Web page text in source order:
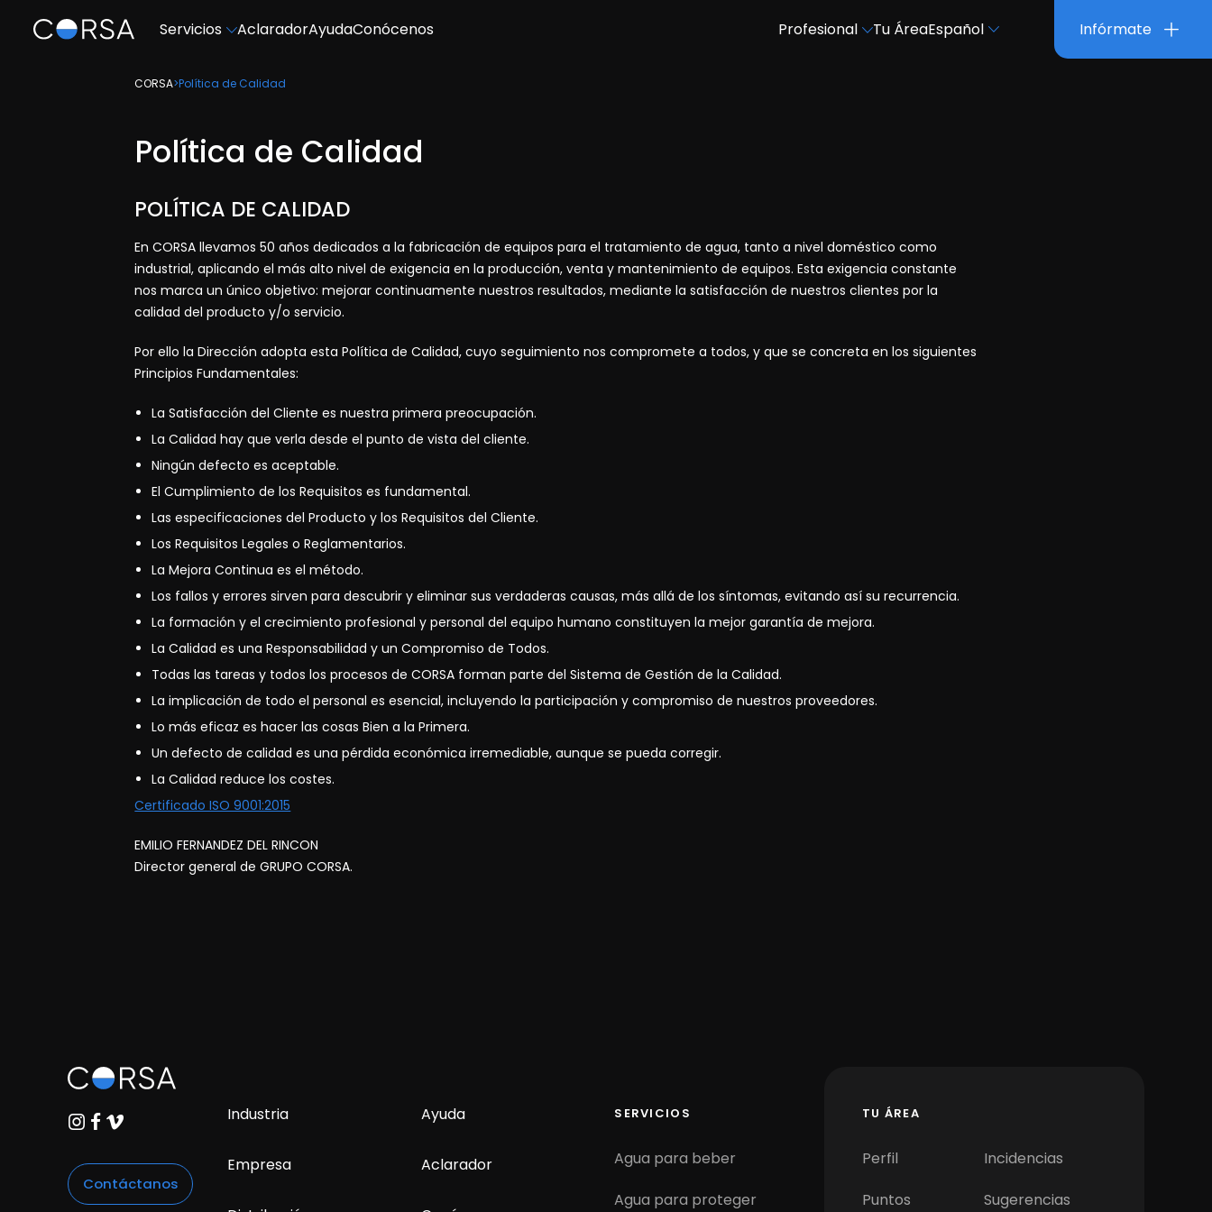
Servicios AclaradorAyudaConócenos Profesional Tu ÁreaEspañol Infórmate
CORSA>Política de Calidad
Política de Calidad
POLÍTICA DE CALIDAD
En CORSA llevamos 50 años dedicados a la fabricación de equipos para el tratamiento de agua, tanto a nivel doméstico como
industrial, aplicando el más alto nivel de exigencia en la producción, venta y mantenimiento de equipos. Esta exigencia constante
nos marca un único objetivo: mejorar continuamente nuestros resultados, mediante la satisfacción de nuestros clientes por la
calidad del producto y/o servicio.
Por ello la Dirección adopta esta Política de Calidad, cuyo seguimiento nos compromete a todos, y que se concreta en los siguientes
Principios Fundamentales:
La Satisfacción del Cliente es nuestra primera preocupación.
La Calidad hay que verla desde el punto de vista del cliente.
Ningún defecto es aceptable.
El Cumplimiento de los Requisitos es fundamental.
Las especificaciones del Producto y los Requisitos del Cliente.
Los Requisitos Legales o Reglamentarios.
La Mejora Continua es el método.
Los fallos y errores sirven para descubrir y eliminar sus verdaderas causas, más allá de los síntomas, evitando así su recurrencia.
La formación y el crecimiento profesional y personal del equipo humano constituyen la mejor garantía de mejora.
La Calidad es una Responsabilidad y un Compromiso de Todos.
Todas las tareas y todos los procesos de CORSA forman parte del Sistema de Gestión de la Calidad.
La implicación de todo el personal es esencial, incluyendo la participación y compromiso de nuestros proveedores.
Lo más eficaz es hacer las cosas Bien a la Primera.
Un defecto de calidad es una pérdida económica irremediable, aunque se pueda corregir.
La Calidad reduce los costes.
Certificado ISO 9001:2015
EMILIO FERNANDEZ DEL RINCON
Director general de GRUPO CORSA.
Contáctanos
Industria
Empresa
Ayuda
Aclarador
SERVICIOS
Agua para beber
Agua para proteger
TU ÁREA
Perfil
Incidencias
Puntos
Sugerencias